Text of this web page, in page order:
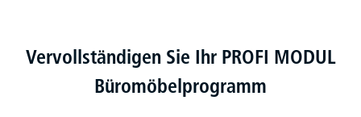
Produktgalerie überspringen
Vervollständigen Sie Ihr PROFI MODUL
Büromöbelprogramm